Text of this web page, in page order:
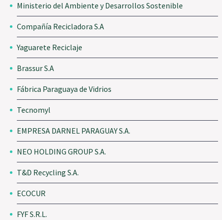
Ministerio del Ambiente y Desarrollos Sostenible
Compañía Recicladora S.A
Yaguarete Reciclaje
Brassur S.A
Fábrica Paraguaya de Vidrios
Tecnomyl
EMPRESA DARNEL PARAGUAY S.A.
NEO HOLDING GROUP S.A.
T&D Recycling S.A.
ECOCUR
FYF S.R.L.